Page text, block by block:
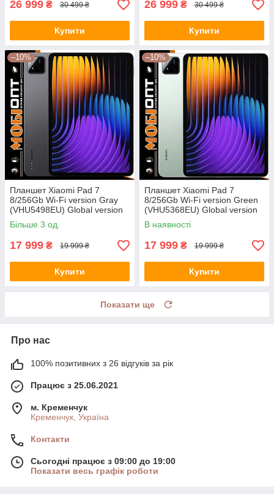
26 999 ₴ 30 499 ₴
Купити
26 999 ₴ 30 499 ₴
Купити
–10%
Планшет Xiaomi Pad 7
8/256Gb Wi-Fi version Gray
(VHU5498EU) Global version
Більше 3 од.
17 999 ₴ 19 999 ₴
Купити
–10%
Планшет Xiaomi Pad 7
8/256Gb Wi-Fi version Green
(VHU5368EU) Global version
В наявності
17 999 ₴ 19 999 ₴
Купити
Показати ще
Про нас
100% позитивних з 26 відгуків за рік
Працює з 25.06.2021
м. Кременчук
Кременчук, Україна
Контакти
Сьогодні працює з 09:00 до 19:00
Показати весь графік роботи